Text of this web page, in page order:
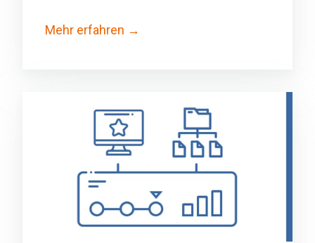
Mehr erfahren